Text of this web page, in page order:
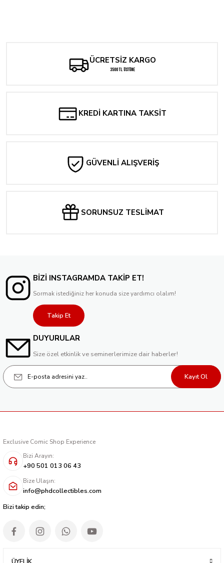
ÜCRETSİZ KARGO
3500 TL ÜSTÜNE
KREDİ KARTINA TAKSİT
GÜVENLİ ALIŞVERİŞ
SORUNSUZ TESLİMAT
BİZİ INSTAGRAMDA TAKİP ET!
Sormak istediğiniz her konuda size yardımcı olalım!
Takip Et
DUYURULAR
Size özel etkinlik ve seminerlerimize dair haberler!
Kayıt Ol
Exclusive Comic Shop Experience
Bizi Arayın:
+90 501 013 06 43
Bize Ulaşın:
info@phdcollectibles.com
Bizi takip edin;